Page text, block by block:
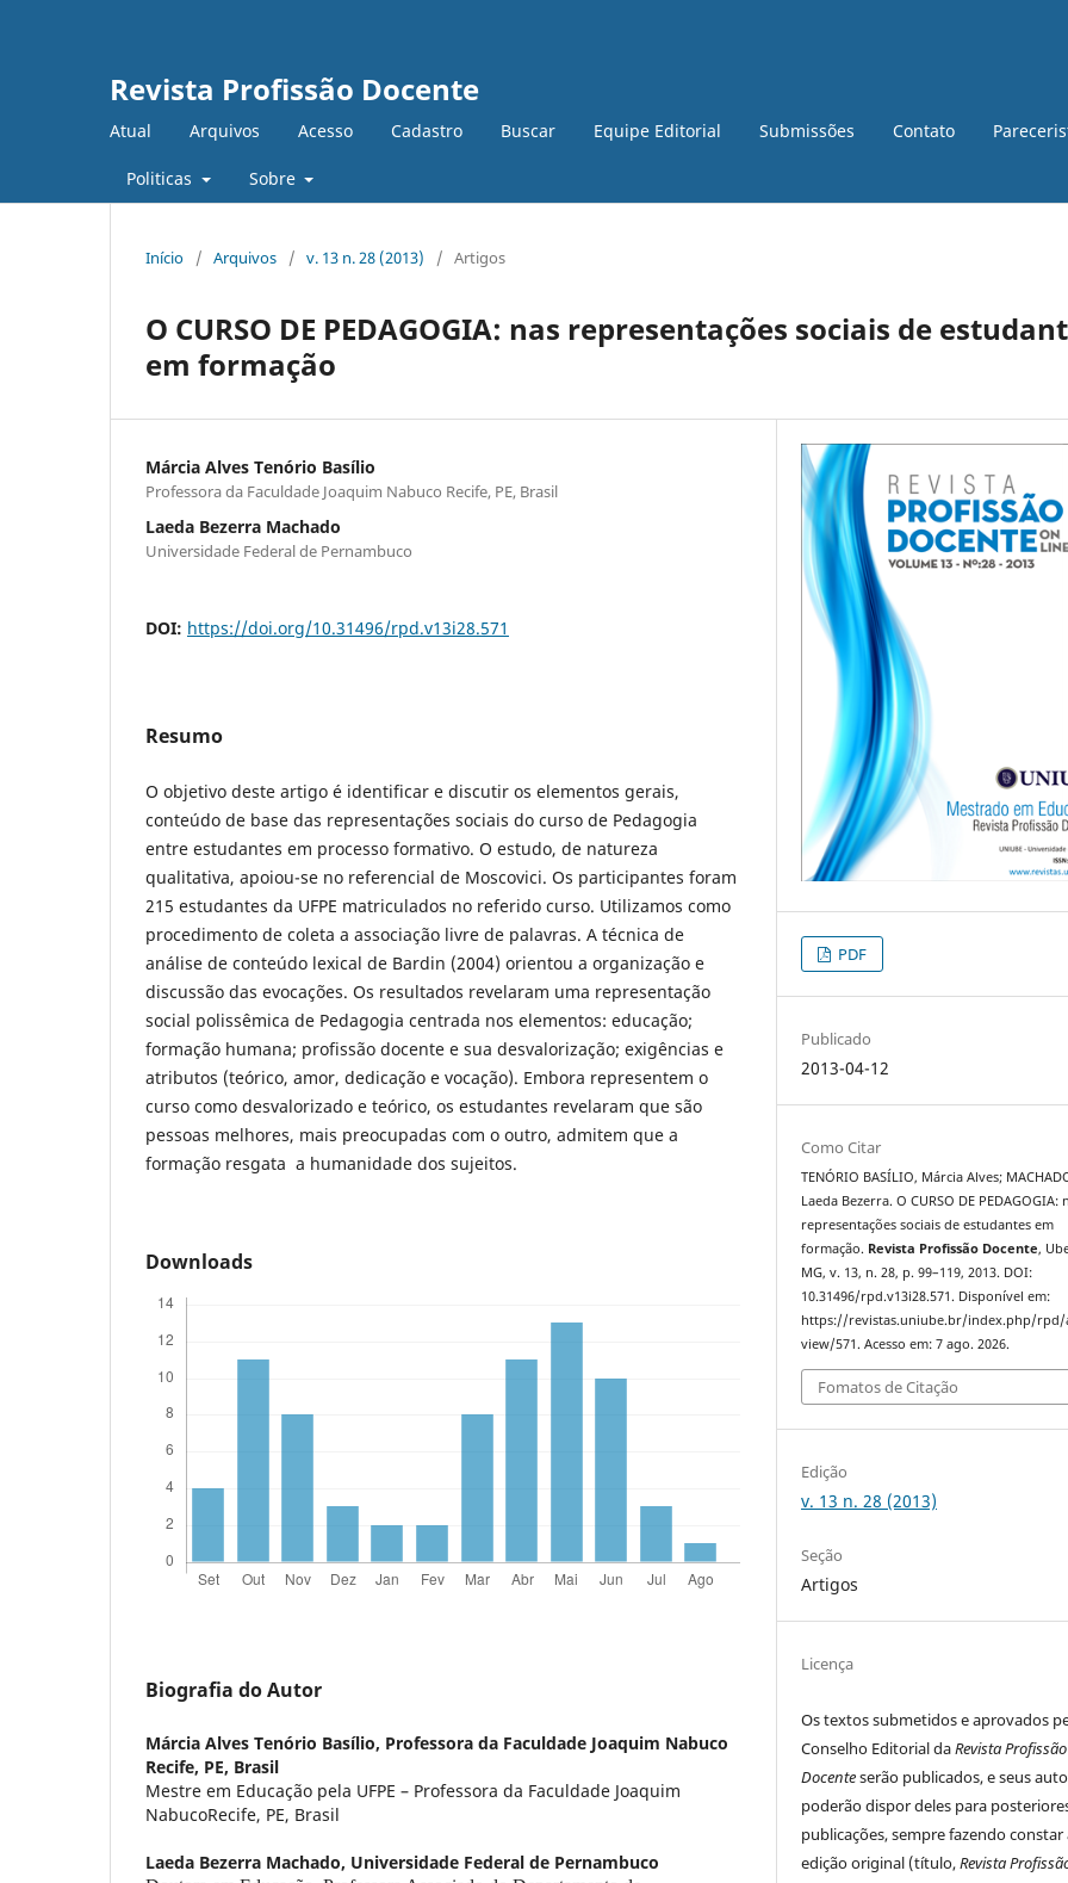
Revista Profissão Docente
Atual Arquivos Acesso Cadastro Buscar Equipe Editorial Submissões Contato
Politicas Sobre
Início / Arquivos / v. 13 n. 28 (2013) / Artigos
O CURSO DE PEDAGOGIA: nas representações sociais de
em formação
Márcia Alves Tenório Basílio
Professora da Faculdade Joaquim Nabuco Recife, PE, Brasil
Laeda Bezerra Machado
Universidade Federal de Pernambuco
DOI: https://doi.org/10.31496/rpd.v13i28.571
Resumo
O objetivo deste artigo é identificar e discutir os elementos gerais,
conteúdo de base das representações sociais do curso de Pedagogia
entre estudantes em processo formativo. O estudo, de natureza
qualitativa, apoiou-se no referencial de Moscovici. Os participantes foram
215 estudantes da UFPE matriculados no referido curso. Utilizamos como
procedimento de coleta a associação livre de palavras. A técnica de
análise de conteúdo lexical de Bardin (2004) orientou a organização e
discussão das evocações. Os resultados revelaram uma representação
social polissêmica de Pedagogia centrada nos elementos: educação;
formação humana; profissão docente e sua desvalorização; exigências e
atributos (teórico, amor, dedicação e vocação). Embora representem o
curso como desvalorizado e teórico, os estudantes revelaram que são
pessoas melhores, mais preocupadas com o outro, admitem que a
formação resgata a humanidade dos sujeitos.
Downloads
Biografia do Autor
Márcia Alves Tenório Basílio, Professora da Faculdade Joaquim Nabuco
Recife, PE, Brasil
Mestre em Educação pela UFPE – Professora da Faculdade Joaquim
NabucoRecife, PE, Brasil
Laeda Bezerra Machado, Universidade Federal de Pernambuco
PDF
Publicado
2013-04-12
Como Citar
TENÓRIO BASÍLIO, Márcia Alves;
Laeda Bezerra. O CURSO DE PEDAGOGIA:
representações sociais de estudantes em
formação. Revista Profissão Docente,
MG, v. 13, n. 28, p. 99–119, 2013. DOI:
10.31496/rpd.v13i28.571. Disponível em:
https://revistas.uniube.br/index.php/rpd/
view/571. Acesso em: 7 ago. 2026.
Fomatos de Citação
Edição
v. 13 n. 28 (2013)
Seção
Artigos
Licença
Os textos submetidos e aprovados
Conselho Editorial daRevista Profissão
Docenteserão publicados, e seus
poderão dispor deles para
publicações, sempre fazendo constar
edição original (título,Revista